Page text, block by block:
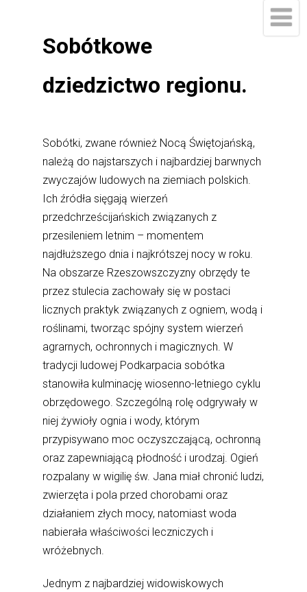
Sobótkowe
dziedzictwo regionu.
Sobótki, zwane również Nocą Świętojańską,
należą do najstarszych i najbardziej barwnych
zwyczajów ludowych na ziemiach polskich.
Ich źródła sięgają wierzeń
przedchrześcijańskich związanych z
przesileniem letnim – momentem
najdłuższego dnia i najkrótszej nocy w roku.
Na obszarze Rzeszowszczyzny obrzędy te
przez stulecia zachowały się w postaci
licznych praktyk związanych z ogniem, wodą i
roślinami, tworząc spójny system wierzeń
agrarnych, ochronnych i magicznych. W
tradycji ludowej Podkarpacia sobótka
stanowiła kulminację wiosenno-letniego cyklu
obrzędowego. Szczególną rolę odgrywały w
niej żywioły ognia i wody, którym
przypisywano moc oczyszczającą, ochronną
oraz zapewniającą płodność i urodzaj. Ogień
rozpalany w wigilię św. Jana miał chronić ludzi,
zwierzęta i pola przed chorobami oraz
działaniem złych mocy, natomiast woda
nabierała właściwości leczniczych i
wróżebnych.
Jednym z najbardziej widowiskowych